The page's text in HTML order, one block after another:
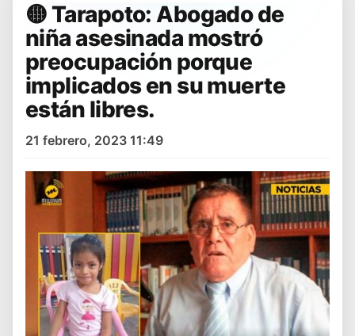
🟡 Tarapoto: Abogado de
niña asesinada mostró
preocupación porque
implicados en su muerte
están libres.
21 febrero, 2023 11:49